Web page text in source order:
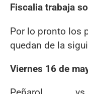
Fiscalia trabaja
Por lo pronto los
quedan de la
Viernes 16 de